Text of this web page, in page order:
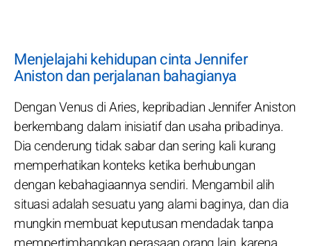
Menjelajahi kehidupan cinta Jennifer
Aniston dan perjalanan bahagianya
Dengan Venus di Aries, kepribadian Jennifer Aniston
berkembang dalam inisiatif dan usaha pribadinya.
Dia cenderung tidak sabar dan sering kali kurang
memperhatikan konteks ketika berhubungan
dengan kebahagiaannya sendiri. Mengambil alih
situasi adalah sesuatu yang alami baginya, dan dia
mungkin membuat keputusan mendadak tanpa